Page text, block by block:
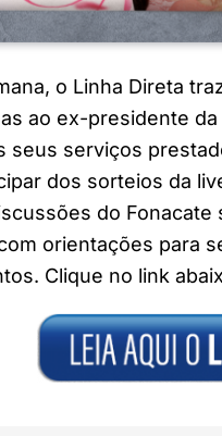
o Linha Direta
ao ex-presidente
seus serviços
dos sorteios da
do
orientações para
Clique no link